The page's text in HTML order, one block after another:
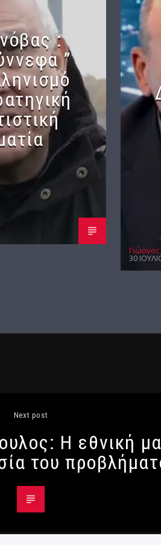
:
”
Γιώργος
30
Next post
Η εθνική
του